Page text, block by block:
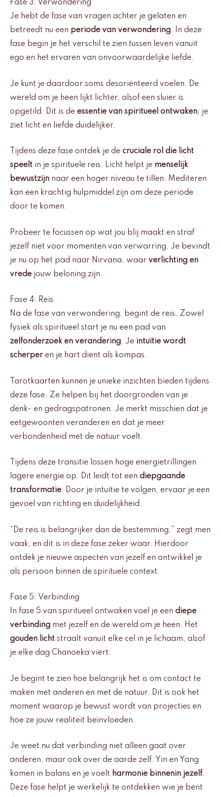
Fase 3: Verwondering
Je hebt de fase van vragen achter je gelaten en
betreedt nu een periode van verwondering. In deze
fase begin je het verschil te zien tussen leven vanuit
ego en het ervaren van onvoorwaardelijke liefde.
Je kunt je daardoor soms desoriënteerd voelen. De
wereld om je heen lijkt lichter, alsof een sluier is
opgetild. Dit is de essentie van spiritueel ontwaken; je
ziet licht en liefde duidelijker.
Tijdens deze fase ontdek je de cruciale rol die licht
speelt in je spirituele reis. Licht helpt je menselijk
bewustzijn naar een hoger niveau te tillen. Mediteren
kan een krachtig hulpmiddel zijn om deze periode
door te komen.
Probeer te focussen op wat jou blij maakt en straf
jezelf niet voor momenten van verwarring. Je bevindt
je nu op het pad naar Nirvana, waar verlichting en
vrede jouw beloning zijn.
Fase 4: Reis
Na de fase van verwondering, begint de reis. Zowel
fysiek als spiritueel start je nu een pad van
zelfonderzoek en verandering. Je intuïtie wordt
scherper en je hart dient als kompas.
Tarotkaarten kunnen je unieke inzichten bieden tijdens
deze fase. Ze helpen bij het doorgronden van je
denk- en gedragspatronen. Je merkt misschien dat je
eetgewoonten veranderen en dat je meer
verbondenheid met de natuur voelt.
Tijdens deze transitie lossen hoge energietrillingen
lagere energie op. Dit leidt tot een diepgaande
transformatie. Door je intuïtie te volgen, ervaar je een
gevoel van richting en duidelijkheid.
“De reis is belangrijker dan de bestemming,” zegt men
vaak, en dit is in deze fase zeker waar. Hierdoor
ontdek je nieuwe aspecten van jezelf en ontwikkel je
als persoon binnen de spirituele context.
Fase 5: Verbinding
In fase 5 van spiritueel ontwaken voel je een diepe
verbinding met jezelf en de wereld om je heen. Het
gouden licht straalt vanuit elke cel in je lichaam, alsof
je elke dag Chanoeka viert.
Je begint te zien hoe belangrijk het is om contact te
maken met anderen en met de natuur. Dit is ook het
moment waarop je bewust wordt van projecties en
hoe ze jouw realiteit beïnvloeden.
Je weet nu dat verbinding niet alleen gaat over
anderen, maar ook over de aarde zelf. Yin en Yang
komen in balans en je voelt harmonie binnenin jezelf.
Deze fase helpt je werkelijk te ontdekken wie je bent